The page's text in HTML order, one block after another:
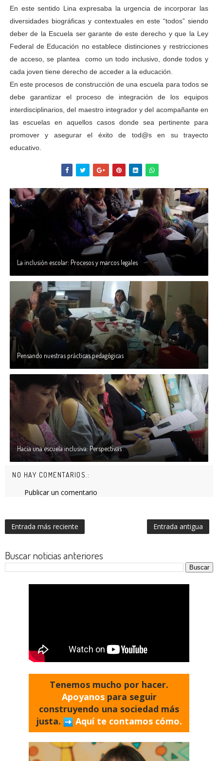
En este sentido Lina expresaba la urgencia de incorporar las
diversidades biográficas y contextuales en este “todos” siendo
deber de la Escuela ser garante de este derecho y que la Ley
Federal de Educación no establece distinciones y restricciones
de acceso, se plantea como un todo inclusivo, donde todos y
cada joven tiene derecho de acceder a la educación.
En este procesos de construcción de una escuela para todos se
debe garantizar el proceso de integración de los equipos
interdisciplinarios, del maestro integrador y del acompañante en
las escuelas en aquellos casos donde sea pertinente para
promover y asegurar el éxito de tod@s en su trayecto
educativo.
La inclusión escolar: Procesos y marcos legales
Pensando nuestras prácticas pedagógicas
Hacia una escuela inclusiva: Perspectivas
NO HAY COMENTARIOS.:
Publicar un comentario
Entrada más reciente Entrada antigua
Buscar noticias anteriores
Tenemos mucho por hacer.
Apoyanos para seguir
construyendo una sociedad más
justa.
Aquí te contamos cómo.